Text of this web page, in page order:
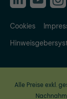
Cookies
Alle Preise exkl.